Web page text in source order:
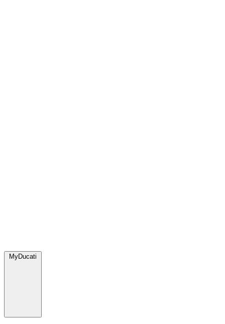
MyDucati